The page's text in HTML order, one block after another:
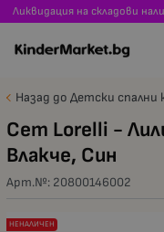
Ликвидация на складови
Назад до Детски спални
Сет Lorelli -
Влакче, Син
Арт.№: 20800146002
НЕНАЛИЧЕН